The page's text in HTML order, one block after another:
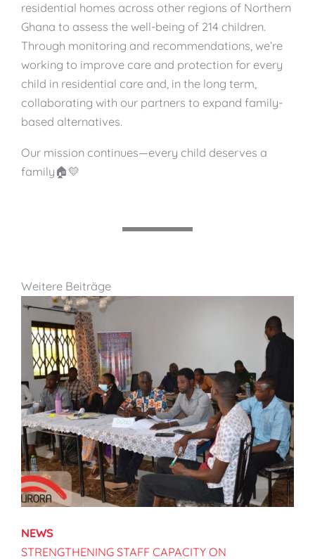
residential homes across other regions of Northern
Ghana to assess the well-being of 214 children.
Through monitoring and recommendations, we’re
working to improve care and protection for every
child in residential care and, in the long term,
collaborating with our partners to expand family-
based alternatives.
Our mission continues—every child deserves a
family🏠💛
Weitere Beiträge
NEWS
STRENGTHENING STAFF CAPACITY ON